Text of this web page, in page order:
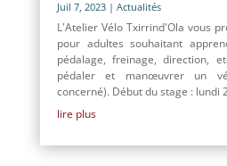
Juil 7, 2023| Actualités
L'Atelier Vélo Txirrind'Ola vous
pour adultes souhaitant
pédalage, freinage, direction,
pédaler et manœuvrer un
concerné). Début du stage : lundi
lire plus